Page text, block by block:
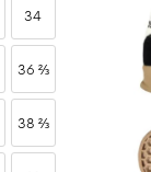
34
36 ⅔
38 ⅔